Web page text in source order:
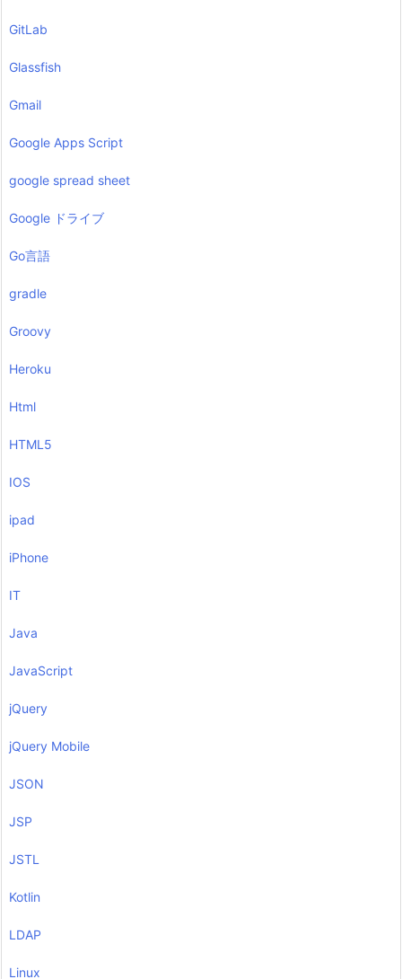
GitLab
Glassfish
Gmail
Google Apps Script
google spread sheet
Google ドライブ
Go言語
gradle
Groovy
Heroku
Html
HTML5
IOS
ipad
iPhone
IT
Java
JavaScript
jQuery
jQuery Mobile
JSON
JSP
JSTL
Kotlin
LDAP
Linux